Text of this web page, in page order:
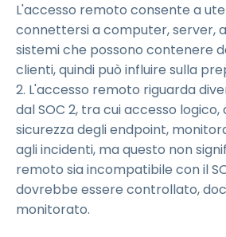
L'accesso remoto consente a
connettersi a computer, server,
sistemi che possono contenere
clienti, quindi può influire sulla
2. L'accesso remoto riguarda
dal SOC 2, tra cui accesso
sicurezza degli endpoint,
agli incidenti, ma questo non
remoto sia incompatibile con il
dovrebbe essere controllato,
monitorato.